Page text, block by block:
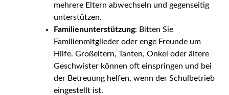
mehrere Eltern abwechseln und gegenseitig
unterstützen.
Familienunterstützung: Bitten Sie
Familienmitglieder oder enge Freunde um
Hilfe. Großeltern, Tanten, Onkel oder ältere
Geschwister können oft einspringen und bei
der Betreuung helfen, wenn der Schulbetrieb
eingestellt ist.